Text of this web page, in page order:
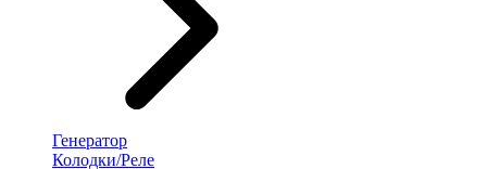
Генератор
Колодки/Реле